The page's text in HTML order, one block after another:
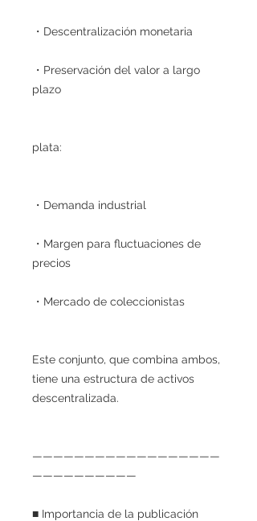
・Descentralización monetaria
・Preservación del valor a largo
plazo
plata:
・Demanda industrial
・Margen para fluctuaciones de
precios
・Mercado de coleccionistas
Este conjunto, que combina ambos,
tiene una estructura de activos
descentralizada.
——————————————————
——————————
■ Importancia de la publicación